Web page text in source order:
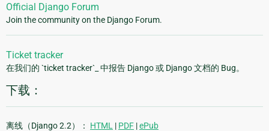
Official Django Forum
Join the community on the Django Forum.
Ticket tracker
在我们的 `ticket tracker`_ 中报告 Django 或 Django 文档的 Bug。
下载：
离线（Django 2.2）： HTML | PDF |ePub